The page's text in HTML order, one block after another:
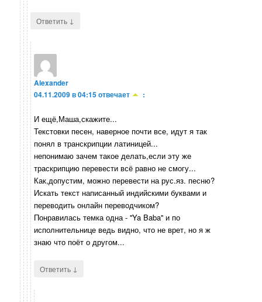
Ответить ↓
Alexander
04.11.2009 в 04:15отвечает :
И ещё,Маша,скажите...
Текстовки песен, наверное почти все, идут я так
понял в транскрипции латиницей...
непонимаю зачем такое делать,если эту же
траскрипцию перевести всё равно не смогу...
Как,допустим, можно перевести на рус.яз. песню?
Искать текст написанный индийскими буквами и
переводить онлайн переводчиком?
Понравилась темка одна - ''Ya Baba'' и по
исполнительнице ведь видно, что не врет, но я ж
знаю что поёт о другом...
Ответить ↓